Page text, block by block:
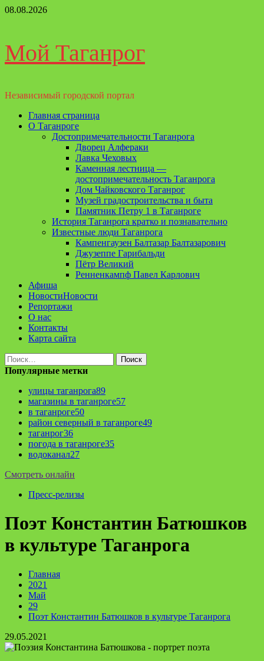
Перейти
08.08.2026
Мой Таганрог
Независимый городской портал
Основное
меню
Главная страница
О Таганроге
Достопримечательности Таганрога
Дворец Алфераки
Лавка Чеховых
Каменная лестница —
достопримечательность Таганрога
Дом Чайковского Таганрог
Музей градостроительства и быта
Памятник Петру 1 в Таганроге
История Таганрога кратко и познавательно
Известные люди Таганрога
Кампенгаузен Балтазар Балтазарович
Джузеппе Гарибальди
Пётр Великий
Ренненкампф Павел Карлович
Афиша
НовостиНовости
Репортажи
О нас
Контакты
Карта сайта
Найти:
Популярные метки
улицы таганрога89
магазины в таганроге57
в таганроге50
район северный в таганроге49
таганрог36
погода в таганроге35
водоканал27
Смотреть онлайн
Пресс-релизы
Поэт Константин Батюшков
в культуре Таганрога
Главная
2021
Май
29
Поэт Константин Батюшков в культуре Таганрога
29.05.2021